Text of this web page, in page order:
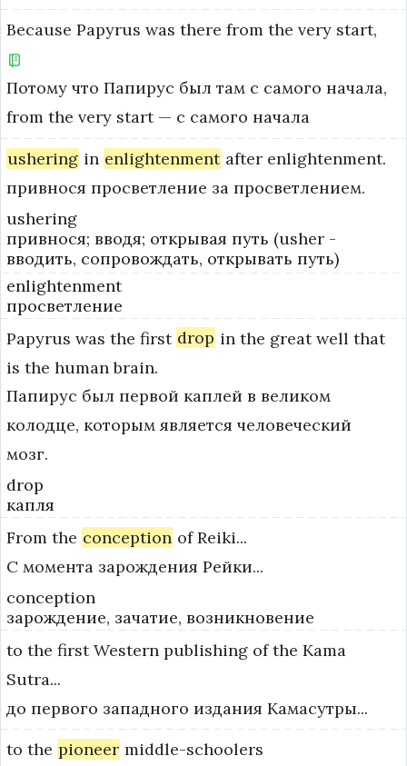
Because Papyrus was there from the very start,
Потому что Папирус был там с самого начала,
from the very start — с самого начала
ushering in enlightenment after enlightenment.
привнося просветление за просветлением.
ushering
привнося; вводя; открывая путь (usher -
вводить, сопровождать, открывать путь)
enlightenment
просветление
Papyrus was the first drop in the great well that
is the human brain.
Папирус был первой каплей в великом
колодце, которым является человеческий
мозг.
drop
капля
From the conception of Reiki...
С момента зарождения Рейки...
conception
зарождение, зачатие, возникновение
to the first Western publishing of the Kama
Sutra...
до первого западного издания Камасутры...
to the pioneer middle-schoolers